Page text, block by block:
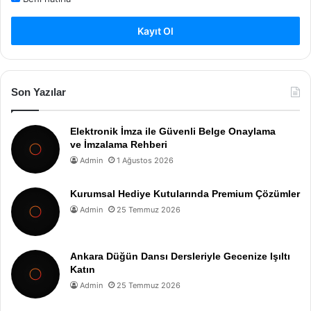
Kayıt Ol
Son Yazılar
Elektronik İmza ile Güvenli Belge Onaylama
ve İmzalama Rehberi
Admin 1 Ağustos 2026
Kurumsal Hediye Kutularında Premium Çözümler
Admin 25 Temmuz 2026
Ankara Düğün Dansı Dersleriyle Gecenize Işıltı
Katın
Admin 25 Temmuz 2026